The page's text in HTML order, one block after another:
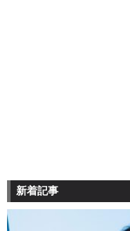
新着記事